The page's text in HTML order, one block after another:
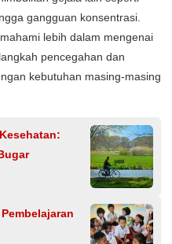
gangguan konsentrasi.
lebih dalam mengenai
pencegahan dan
kebutuhan masing-masing